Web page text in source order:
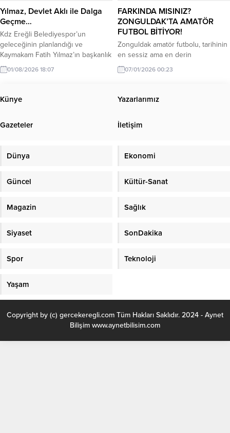
Yılmaz, Devlet Aklı ile Dalga
Geçme…
Kdz Ereğli Belediyespor’un
geleceğinin planlandığı ve
Kaymakam Fatih Yılmaz’ın başkanlık
ettiği toplantıya katılımın yüksek
olması mutluluk vericiydi.
01/08/2026 18:07
FARKINDA MISINIZ?
ZONGULDAK’TA AMATÖR
FUTBOL BİTİYOR!
Zonguldak amatör futbolu, tarihinin
en sessiz ama en derin
krizlerinden birini yaşıyor. Eskiden
şampiyonluk hesapları yapılan,
liglerde, artık kulüplerin “Sahaya
Amatör Lig gibi şehrin vitrini olması
camialar kapısına kilit vuruyor.
07/01/2026 00:23
Künye Yazarlarımız
Gazeteler İletişim
Dünya Ekonomi
Güncel Kültür-Sanat
Magazin Sağlık
Siyaset SonDakika
Spor Teknoloji
Yaşam
Copyright by (c) gercekeregli.com Tüm Hakları Saklıdır. 2024 - Aynet
Bilişim www.aynetbilisim.com